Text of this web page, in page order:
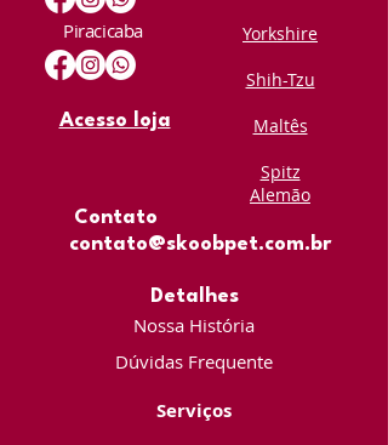
Piracicaba
Acesso loja
Yorkshire
Shih-Tzu
Maltês
Spitz
Alemão
Contato
contato@skoobpet.com.br
Detalhes
Nossa História
Dúvidas Frequente
Serviços